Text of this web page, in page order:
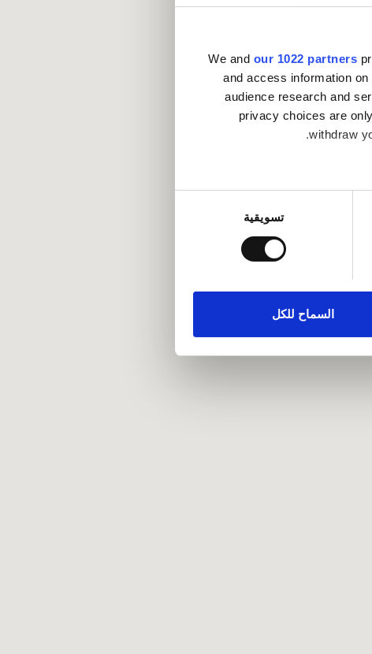
We and our 1022 partners
and access information
audience research and
privacy choices are
withdraw
Collect
Find out
الاجتماعية وشركاء
معلومات أخرى يحصلون عليها من
تسويقية
السماح للكل